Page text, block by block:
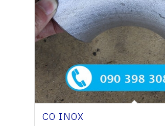
CO INOX